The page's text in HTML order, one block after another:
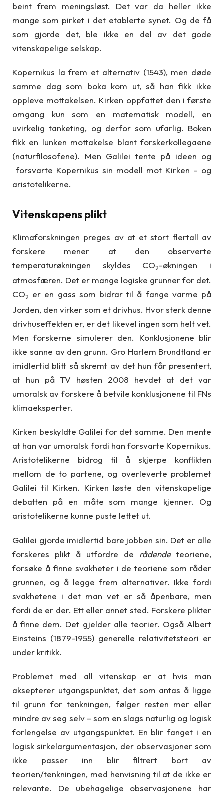
beint frem meningsløst. Det var da heller ikke
mange som pirket i det etablerte synet. Og de få
som gjorde det, ble ikke en del av det gode
vitenskapelige selskap.
Kopernikus la frem et alternativ (1543), men døde
samme dag som boka kom ut, så han fikk ikke
oppleve mottakelsen. Kirken oppfattet den i første
omgang kun som en matematisk modell, en
uvirkelig tanketing, og derfor som ufarlig. Boken
fikk en lunken mottakelse blant forskerkollegaene
(naturfilosofene). Men Galilei tente på ideen og
forsvarte Kopernikus sin modell mot Kirken – og
aristotelikerne.
Vitenskapens plikt
Klimaforskningen preges av at et stort flertall av
forskere mener at den observerte
temperaturøkningen skyldes CO2-økningen i
atmosfæren. Det er mange logiske grunner for det.
CO2 er en gass som bidrar til å fange varme på
Jorden, den virker som et drivhus. Hvor sterk denne
drivhuseffekten er, er det likevel ingen som helt vet.
Men forskerne simulerer den. Konklusjonene blir
ikke sanne av den grunn. Gro Harlem Brundtland er
imidlertid blitt så skremt av det hun får presentert,
at hun på TV høsten 2008 hevdet at det var
umoralsk av forskere å betvile konklusjonene til FNs
klimaeksperter.
Kirken beskyldte Galilei for det samme. Den mente
at han var umoralsk fordi han forsvarte Kopernikus.
Aristotelikerne bidrog til å skjerpe konflikten
mellom de to partene, og overleverte problemet
Galilei til Kirken. Kirken løste den vitenskapelige
debatten på en måte som mange kjenner. Og
aristotelikerne kunne puste lettet ut.
Galilei gjorde imidlertid bare jobben sin. Det er alle
forskeres plikt å utfordre de rådendeteoriene,
forsøke å finne svakheter i de teoriene som råder
grunnen, og å legge frem alternativer. Ikke fordi
svakhetene i det man vet er så åpenbare, men
fordi de er der. Ett eller annet sted. Forskere plikter
å finne dem. Det gjelder alle teorier. Også Albert
Einsteins (1879-1955) generelle relativitetsteori er
under kritikk.
Problemet med all vitenskap er at hvis man
aksepterer utgangspunktet, det som antas å ligge
til grunn for tenkningen, følger resten mer eller
mindre av seg selv – som en slags naturlig og logisk
forlengelse av utgangspunktet. En blir fanget i en
logisk sirkelargumentasjon, der observasjoner som
ikke passer inn blir filtrert bort av
teorien/tenkningen, med henvisning til at de ikke er
relevante. De ubehagelige observasjonene har